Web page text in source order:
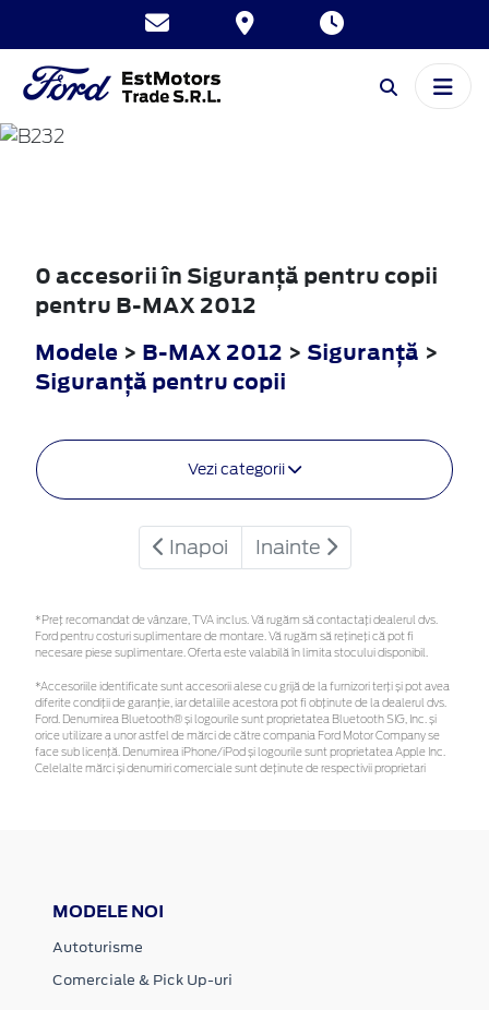
B-MAX
0 accesorii în Siguranţă pentru copii
pentru B-MAX 2012
Modele > B-MAX 2012 > Siguranţă >
Siguranţă pentru copii
Vezi categorii
Inapoi Inainte
*Preţ recomandat de vânzare, TVA inclus. Vă rugăm să contactaţi dealerul dvs.
Ford pentru costuri suplimentare de montare. Vă rugăm să rețineți că pot fi
necesare piese suplimentare. Oferta este valabilă în limita stocului disponibil.
*Accesoriile identificate sunt accesorii alese cu grijă de la furnizori terți și pot avea
diferite condiții de garanție, iar detaliile acestora pot fi obținute de la dealerul dvs.
Ford. Denumirea Bluetooth® și logourile sunt proprietatea Bluetooth SIG, Inc. și
orice utilizare a unor astfel de mărci de către compania Ford Motor Company se
face sub licență. Denumirea iPhone/iPod și logourile sunt proprietatea Apple Inc.
Celelalte mărci și denumiri comerciale sunt deținute de respectivii proprietari
MODELE NOI
Autoturisme
Comerciale & Pick Up-uri